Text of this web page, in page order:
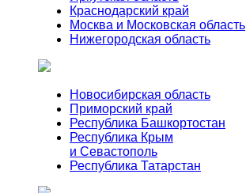
Краснодарский край
Москва и Московская область
Нижегородская область
Новосибирская область
Приморский край
Республика Башкортостан
Республика Крым
и Севастополь
Республика Татарстан